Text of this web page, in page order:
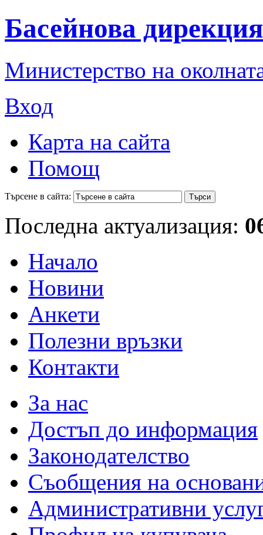
Басейнова
Министерство на
Вход
Карта на сайта
Помощ
Търсене в сайта:
Последна актуализация:
Начало
Новини
Анкети
Полезни връзки
Контакти
За нас
Достъп до информация
Законодателство
Съобщения на
Административни